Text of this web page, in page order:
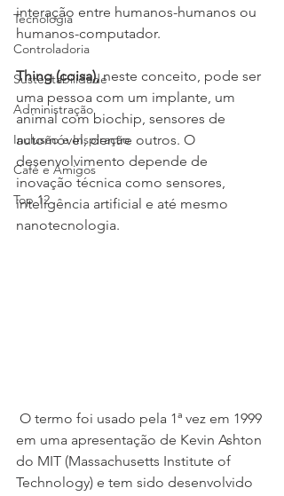
Tecnologia
Controladoria
Sustentabilidade
Administração
Inclusão e Inspiração
Café e Amigos
Top 12
interação entre humanos-humanos ou
humanos-computador.
Thing (coisa), neste conceito, pode ser
uma pessoa com um implante, um
animal com biochip, sensores de
automóvel, dentre outros. O
desenvolvimento depende de
inovação técnica como sensores,
inteligência artificial e até mesmo
nanotecnologia.
em uma apresentação de Kevin Ashton
do MIT (Massachusetts Institute of
Technology) e tem sido desenvolvido